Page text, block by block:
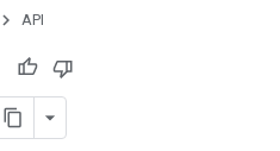
API